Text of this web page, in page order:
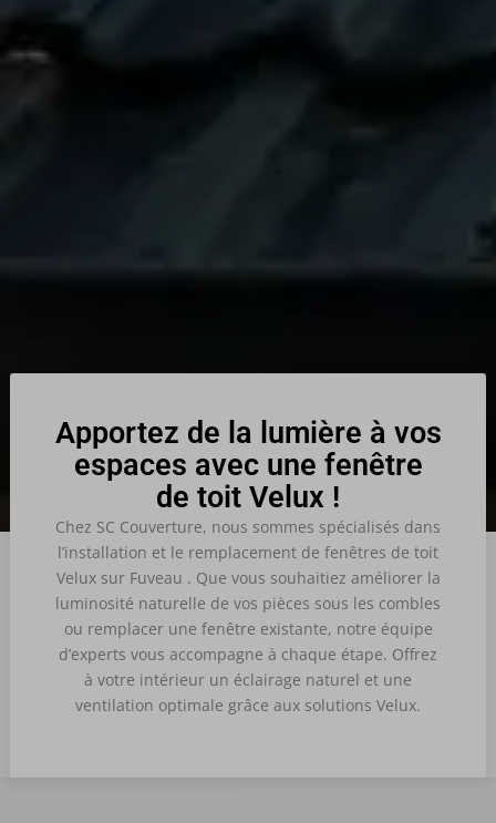
Apportez de la lumière à vos
espaces avec une fenêtre
de toit Velux !
Chez SC Couverture, nous sommes spécialisés dans
l’installation et le remplacement de fenêtres de toit
Velux sur Fuveau . Que vous souhaitiez améliorer la
luminosité naturelle de vos pièces sous les combles
ou remplacer une fenêtre existante, notre équipe
d’experts vous accompagne à chaque étape. Offrez
à votre intérieur un éclairage naturel et une
ventilation optimale grâce aux solutions Velux.